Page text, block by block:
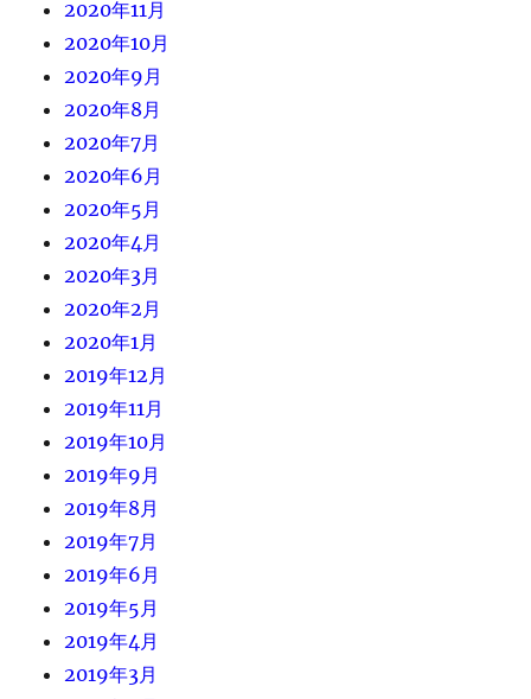
2020年11月
2020年10月
2020年9月
2020年8月
2020年7月
2020年6月
2020年5月
2020年4月
2020年3月
2020年2月
2020年1月
2019年12月
2019年11月
2019年10月
2019年9月
2019年8月
2019年7月
2019年6月
2019年5月
2019年4月
2019年3月